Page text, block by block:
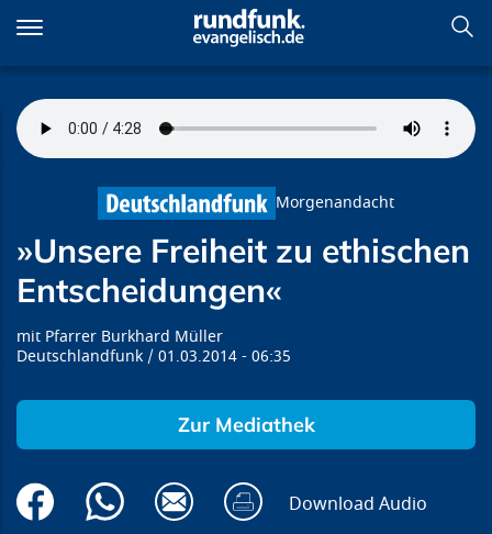
zum
Inhalt
»Unsere Freiheit zu ethischen
Entscheidungen«
Morgenandacht
»Unsere Freiheit zu ethischen
Entscheidungen«
Pfarrer Burkhard Müller
Deutschlandfunk
01.03.2014 06:35
Zur Mediathek
Download Audio